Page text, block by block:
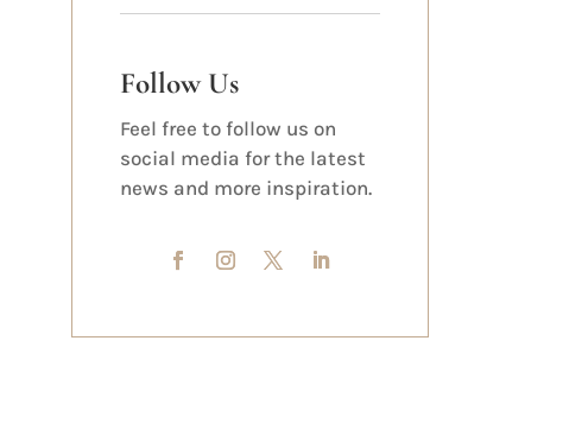
Follow Us
Feel free to follow us on
social media for the latest
news and more inspiration.